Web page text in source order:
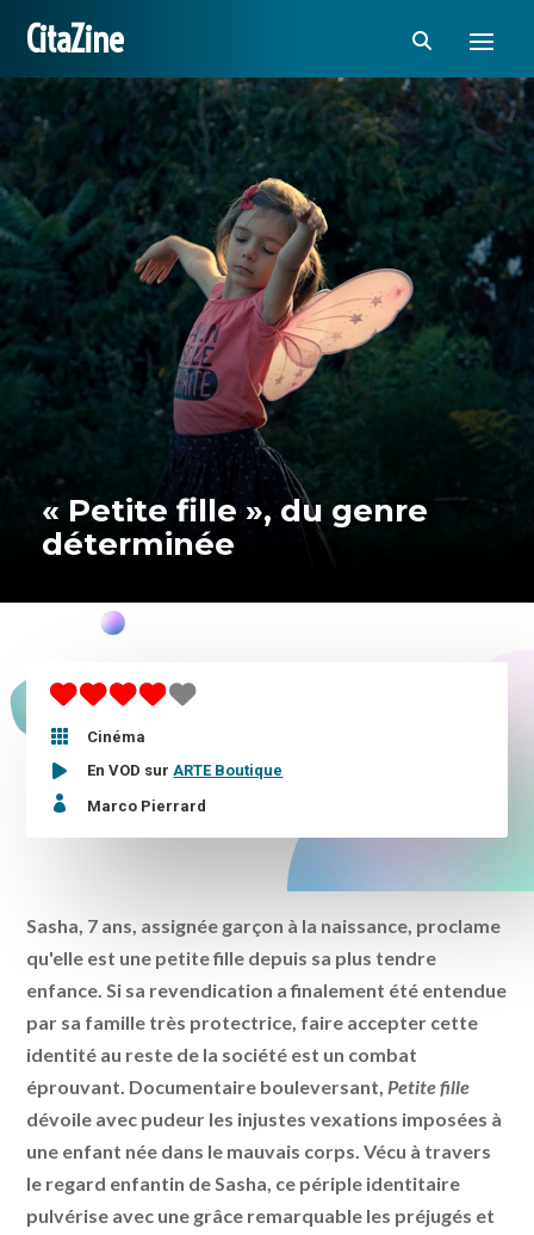
CitaZine
« Petite fille », du genre
déterminée

Cinéma
En VOD surARTE Boutique
 Marco Pierrard
Sasha, 7 ans, assignée garçon à la naissance, proclame
qu'elle est une petite fille depuis sa plus tendre
enfance. Si sa revendication a finalement été entendue
par sa famille très protectrice, faire accepter cette
identité au reste de la société est un combat
éprouvant. Documentaire bouleversant,Petite fille
dévoile avec pudeur les injustes vexations imposées à
une enfant née dans le mauvais corps. Vécu à travers
le regard enfantin de Sasha, ce périple identitaire
pulvérise avec une grâce remarquable les préjugés et